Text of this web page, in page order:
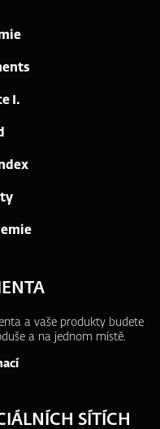
I.
a vaše produkty budete
a na jednom místě.
SÍTÍCH